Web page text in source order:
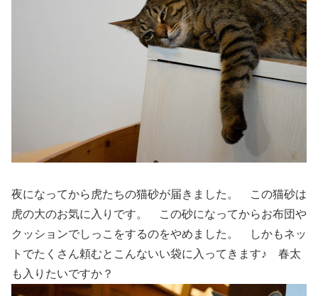
夜になってから虎たちの猫砂が届きました。 この猫砂は
虎の大のお気に入りです。 この砂になってからお布団や
クッションでしっこをするのをやめました。 しかもネッ
トでたくさん頼むとこんないい袋に入ってきます♪ 春太
も入りたいですか？